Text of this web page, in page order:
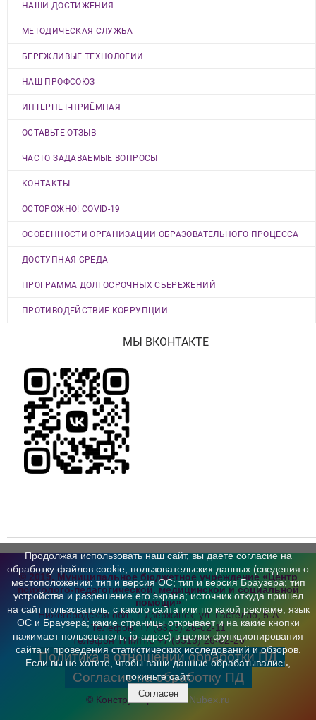
НАШИ ДОСТИЖЕНИЯ
МЕТОДИЧЕСКАЯ СЛУЖБА
БЕРЕЖЛИВЫЕ ТЕХНОЛОГИИ
НАШ ПРОФСОЮЗ
ИНТЕРНЕТ-ПРИЁМНАЯ
ОСТАВЬТЕ ОТЗЫВ
ЧАСТО ЗАДАВАЕМЫЕ ВОПРОСЫ
КОНТАКТЫ
ОСТОРОЖНО! COVID-19
ОСОБЕННОСТИ ОРГАНИЗАЦИИ ОБРАЗОВАТЕЛЬНОГО ПРОЦЕССА
ДОСТУПНАЯ СРЕДА
ПРОГРАММА ДОЛГОСРОЧНЫХ СБЕРЕЖЕНИЙ
ПРОТИВОДЕЙСТВИЕ КОРРУПЦИИ
МЫ ВКОНТАКТЕ
© 2019, Муниципальное бюджетное учреждение «Центр
психолого-педагогической, медицинской и социальной
помощи»
Нижегородская обл., г. Дзержинск,ул. Гастелло, 5-А
Телефон:+7 (8313) 26-02-11
Телефон ТПМПК:+7 (8313) 26-62-20
Политика в отношении обработки ПД
Согласие на обработку ПД
© Конструктор сайтов Nubex.ru
Продолжая использовать наш сайт, вы даете согласие на
обработку файлов cookie, пользовательских данных (сведения о
местоположении; тип и версия ОС; тип и версия Браузера; тип
устройства и разрешение его экрана; источник откуда пришел
на сайт пользователь; с какого сайта или по какой рекламе; язык
ОС и Браузера; какие страницы открывает и на какие кнопки
нажимает пользователь; ip-адрес) в целях функционирования
сайта и проведения статистических исследований и обзоров.
Если вы не хотите, чтобы ваши данные обрабатывались,
покиньте сайт.
Согласен